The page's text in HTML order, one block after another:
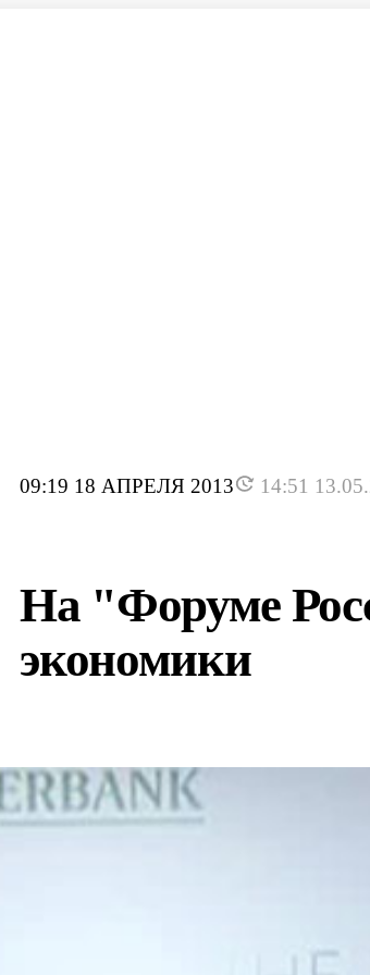
09:19 18 АПРЕЛЯ 2013 14:51
На "Форуме
экономики